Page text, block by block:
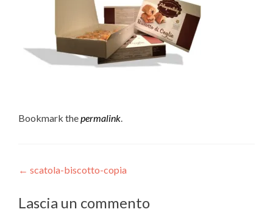
Bookmark thepermalink.
Post
navigation
← scatola-biscotto-copia
Lascia un commento